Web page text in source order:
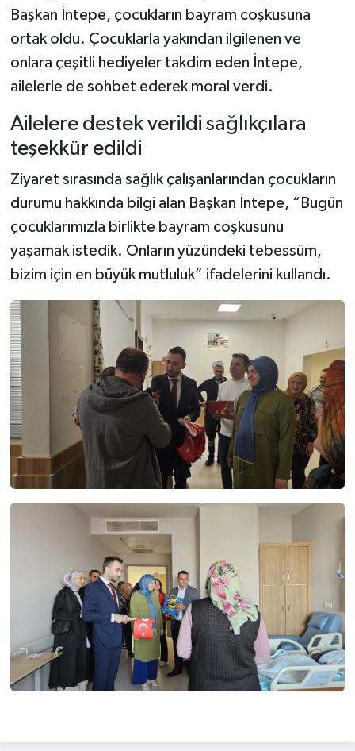
Başkan İntepe, çocukların bayram coşkusuna
ortak oldu. Çocuklarla yakından ilgilenen ve
onlara çeşitli hediyeler takdim eden İntepe,
ailelerle de sohbet ederek moral verdi.
Ailelere destek verildi sağlıkçılara
teşekkür edildi
Ziyaret sırasında sağlık çalışanlarından çocukların
durumu hakkında bilgi alan Başkan İntepe, “Bugün
çocuklarımızla birlikte bayram coşkusunu
yaşamak istedik. Onların yüzündeki tebessüm,
bizim için en büyük mutluluk” ifadelerini kullandı.